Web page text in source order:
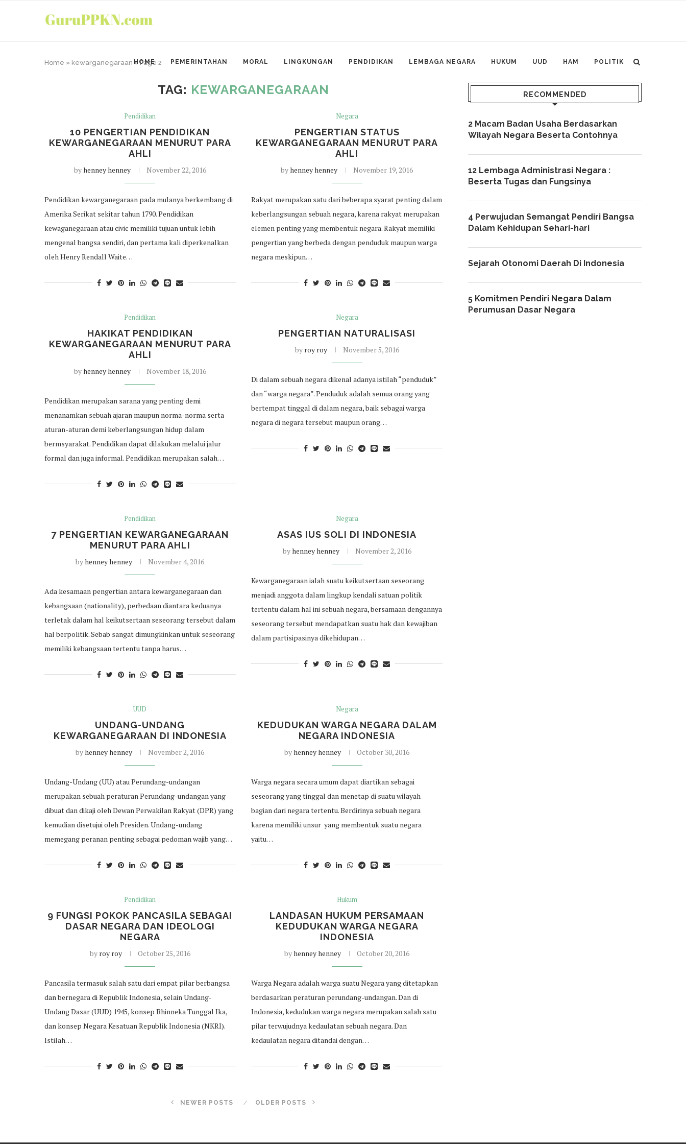
HOME PEMERINTAHAN MORAL LINGKUNGAN PENDIDIKAN LEMBAGA NEGARA HUKUM UUD HAM POLITIK
Home » kewarganegaraan »Page 2
TAG: KEWARGANEGARAAN
Pendidikan
10 PENGERTIAN PENDIDIKAN
KEWARGANEGARAAN MENURUT PARA
AHLI
byhenney henney November 22, 2016
Pendidikan kewarganegaraan pada mulanya berkembang di
Amerika Serikat sekitar tahun 1790. Pendidikan
kewaganegaraan atau civic memiliki tujuan untuk lebih
mengenal bangsa sendiri, dan pertama kali diperkenalkan
oleh Henry Rendall Waite…
Negara
PENGERTIAN STATUS
KEWARGANEGARAAN MENURUT PARA
AHLI
byhenney henney November 19, 2016
Rakyat merupakan satu dari beberapa syarat penting dalam
keberlangsungan sebuah negara, karena rakyat merupakan
elemen penting yang membentuk negara. Rakyat memiliki
pengertian yang berbeda dengan penduduk maupun warga
negara meskipun…
Pendidikan
HAKIKAT PENDIDIKAN
KEWARGANEGARAAN MENURUT PARA
AHLI
byhenney henney November 18, 2016
Pendidikan merupakan sarana yang penting demi
menanamkan sebuah ajaran maupun norma-norma serta
aturan-aturan demi keberlangsungan hidup dalam
bermsyarakat. Pendidikan dapat dilakukan melalui jalur
formal dan juga informal. Pendidikan merupakan salah…
Negara
PENGERTIAN NATURALISASI
by roy roy November 5, 2016
Di dalam sebuah negara dikenal adanya istilah “penduduk”
dan “warga negara”. Penduduk adalah semua orang yang
bertempat tinggal di dalam negara, baik sebagai warga
negara di negara tersebut maupun orang…
Pendidikan
7 PENGERTIAN KEWARGANEGARAAN
MENURUT PARA AHLI
byhenney henney November 4, 2016
Ada kesamaan pengertian antara kewarganegaraan dan
kebangsaan (nationality), perbedaan diantara keduanya
terletak dalam hal keikutsertaan seseorang tersebut dalam
hal berpolitik. Sebab sangat dimungkinkan untuk seseorang
memiliki kebangsaan tertentu tanpa harus…
Negara
ASAS IUS SOLI DI INDONESIA
byhenney henney November 2, 2016
Kewarganegaraan ialah suatu keikutsertaan seseorang
menjadi anggota dalam lingkup kendali satuan politik
tertentu dalam hal ini sebuah negara, bersamaan dengannya
seseorang tersebut mendapatkan suatu hak dan kewajiban
dalam partisipasinya dikehidupan…
UUD
UNDANG-UNDANG
KEWARGANEGARAAN DI INDONESIA
byhenney henney November 2, 2016
Undang-Undang (UU) atau Perundang-undangan
merupakan sebuah peraturan Perundang-undangan yang
dibuat dan dikaji oleh Dewan Perwakilan Rakyat (DPR) yang
kemudian disetujui oleh Presiden. Undang-undang
memegang peranan penting sebagai pedoman wajib yang…
Negara
KEDUDUKAN WARGA NEGARA DALAM
NEGARA INDONESIA
byhenney henney October 30, 2016
Warga negara secara umum dapat diartikan sebagai
seseorang yang tinggal dan menetap di suatu wilayah
bagian dari negara tertentu. Berdirinya sebuah negara
karena memiliki unsur yang membentuk suatu negara
yaitu…
Pendidikan
9 FUNGSI POKOK PANCASILA SEBAGAI
DASAR NEGARA DAN IDEOLOGI
NEGARA
by roy roy October 25, 2016
Pancasila termasuk salah satu dari empat pilar berbangsa
dan bernegara di Republik Indonesia, selain Undang-
Undang Dasar (UUD) 1945, konsep Bhinneka Tunggal Ika,
dan konsep Negara Kesatuan Republik Indonesia (NKRI).
Istilah…
Hukum
LANDASAN HUKUM PERSAMAAN
KEDUDUKAN WARGA NEGARA
INDONESIA
byhenney henney October 20, 2016
Warga Negara adalah warga suatu Negara yang ditetapkan
berdasarkan peraturan perundang-undangan. Dan di
Indonesia, kedudukan warga negara merupakan salah satu
pilar terwujudnya kedaulatan sebuah negara. Dan
kedaulatan negara ditandai dengan…
NEWER POSTS OLDER POSTS
RECOMMENDED
2 Macam Badan Usaha Berdasarkan
Wilayah Negara Beserta Contohnya
12 Lembaga Administrasi Negara :
Beserta Tugas dan Fungsinya
4 Perwujudan Semangat Pendiri Bangsa
Dalam Kehidupan Sehari-hari
Sejarah Otonomi Daerah Di Indonesia
5 Komitmen Pendiri Negara Dalam
Perumusan Dasar Negara